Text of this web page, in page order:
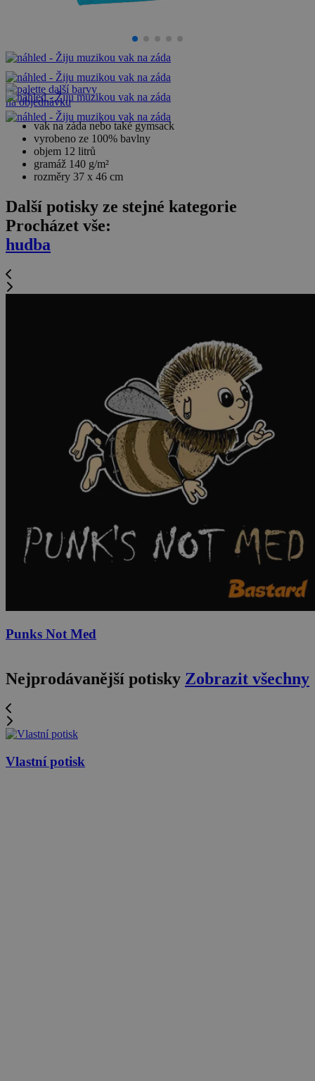
další barvy
na objednávku
vak na záda nebo také gymsack
vyrobeno ze 100% bavlny
objem 12 litrů
gramáž 140 g/m²
rozměry 37 x 46 cm
Další potisky ze stejné kategorie
Procházet vše:
hudba
Punks Not Med
Nejprodávanější potisky Zobrazit všechny
Vlastní potisk